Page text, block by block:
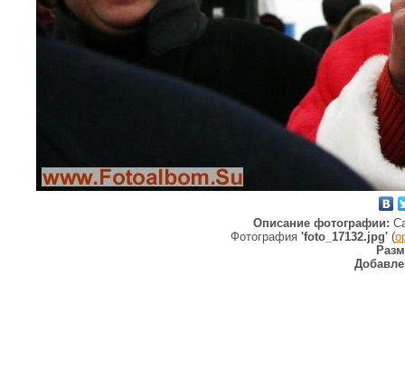
Описание фотографии:
Фотография 'foto_17132.jpg' (